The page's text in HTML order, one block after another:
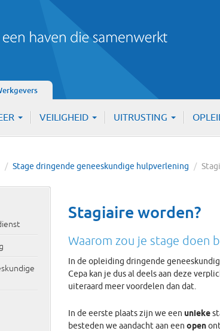
VEILIGHEID UITRUSTING
/ Stage dringende geneeskundige hulpverlening /
Stagiaire worden?
Waarom zou je stage doen
In de opleiding dringende
Cepa kan je dus al deels aan deze
uiteraard meer voordelen dan dat.
In de eerste plaats zijn we een unieke
besteden we aandacht aan een open